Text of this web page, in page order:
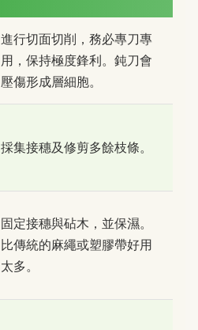
進行切面切削，務必專刀專
用，保持極度鋒利。鈍刀會
壓傷形成層細胞。
採集接穗及修剪多餘枝條。
固定接穗與砧木，並保濕。
比傳統的麻繩或塑膠帶好用
太多。